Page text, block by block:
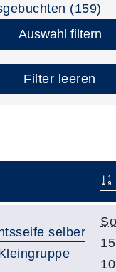
(159)
Auswahl filtern
Filter leeren
selber